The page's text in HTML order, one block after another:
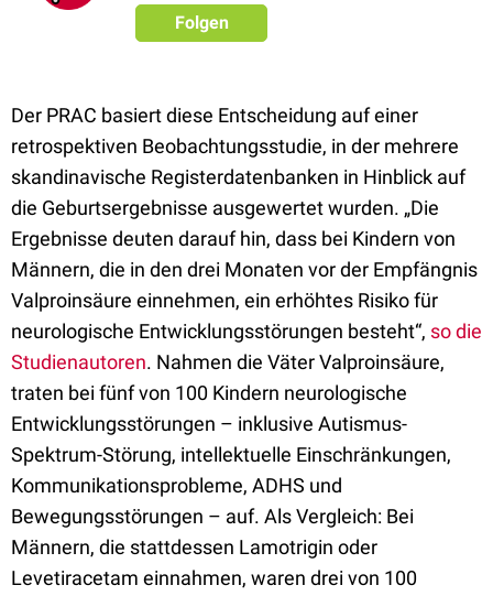
Folgen
Der PRAC basiert diese Entscheidung auf einer
retrospektiven Beobachtungsstudie, in der mehrere
skandinavische Registerdatenbanken in Hinblick auf
die Geburtsergebnisse ausgewertet wurden. „Die
Ergebnisse deuten darauf hin, dass bei Kindern von
Männern, die in den drei Monaten vor der Empfängnis
Valproinsäure einnehmen, ein erhöhtes Risiko für
neurologische Entwicklungsstörungen besteht“, so die
Studienautoren. Nahmen die Väter Valproinsäure,
traten bei fünf von 100 Kindern neurologische
Entwicklungsstörungen – inklusive Autismus-
Spektrum-Störung, intellektuelle Einschränkungen,
Kommunikationsprobleme, ADHS und
Bewegungsstörungen – auf. Als Vergleich: Bei
Männern, die stattdessen Lamotrigin oder
Levetiracetam einnahmen, waren drei von 100